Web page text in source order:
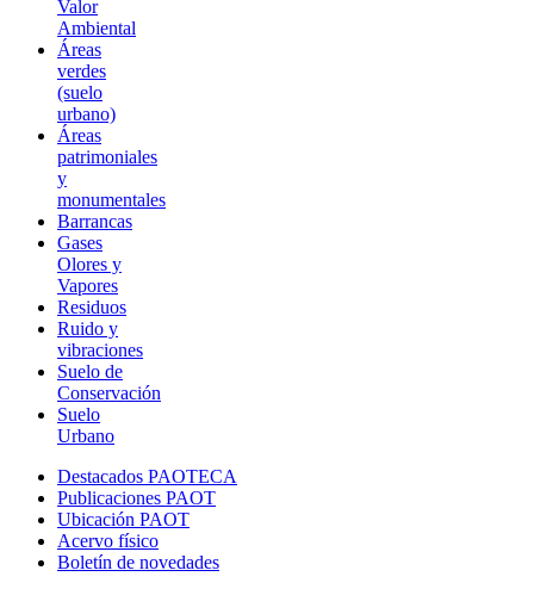
Valor
Ambiental
Áreas
verdes
(suelo
urbano)
Áreas
patrimoniales
y
monumentales
Barrancas
Gases
Olores y
Vapores
Residuos
Ruido y
vibraciones
Suelo de
Conservación
Suelo
Urbano
Destacados PAOTECA
Publicaciones PAOT
Ubicación PAOT
Acervo físico
Boletín de novedades